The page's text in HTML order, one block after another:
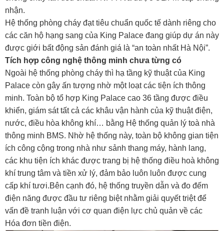
nhận.
Hệ thống phòng cháy đạt tiêu chuẩn quốc tế dành riêng cho
các căn hộ hạng sang của King Palace đang giúp dự án này
được giới bất động sản đánh giá là “an toàn nhất Hà Nội”.
Tích hợp công nghệ thông minh chưa từng có
Ngoài hệ thống phòng cháy thì hạ tầng kỹ thuật của King
Palace còn gây ấn tượng nhờ một loạt các tiện ích thông
minh. Toàn bộ tổ hợp King Palace cao 36 tầng được điều
khiển, giám sát tất cả các khâu vận hành của kỹ thuật điện,
nước, điều hòa không khí… bằng Hệ thống quản lý toà nhà
thông minh BMS. Nhờ hệ thống này, toàn bộ không gian tiện
ích công cộng trong nhà như sảnh thang máy, hành lang,
các khu tiện ích khác được trang bị hệ thống điều hoà không
khí trung tâm và tiền xử lý, đảm bảo luôn luôn được cung
cấp khí tươi.Bên cạnh đó, hệ thống truyền dẫn và đo đếm
điện năng được đầu tư riêng biệt nhằm giải quyết triệt để
vấn đề tranh luận với cơ quan điện lực chủ quản về các
Hóa đơn tiền điện.